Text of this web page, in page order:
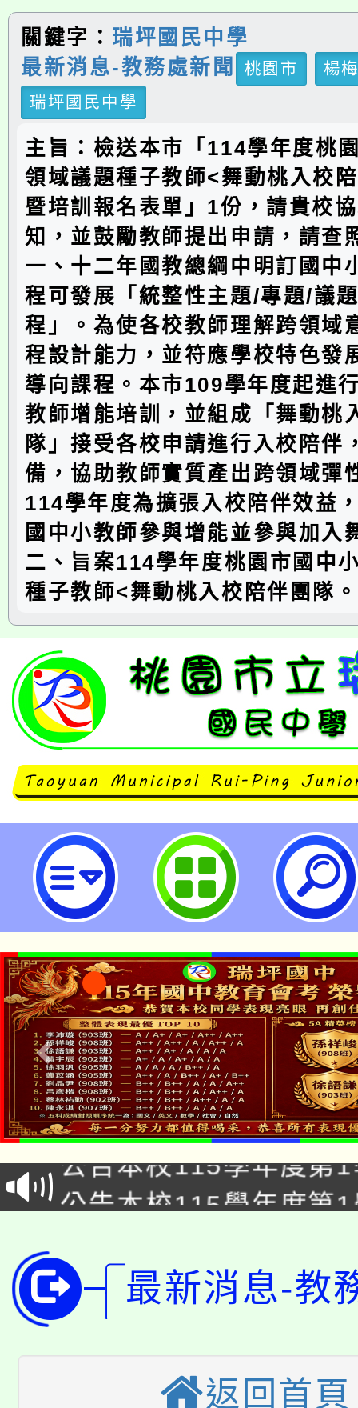
關鍵字： 瑞坪國民中學
最新消息-教務處新聞
桃園市
楊
瑞坪國民中學
主旨：檢送本市「114學年度桃
領域議題種子教師<舞動桃入校
暨培訓報名表單」1份，請貴校
知，並鼓勵教師提出申請，請查
一、十二年國教總綱中明訂國中
程可發展「統整性主題/專題/議
程」。為使各校教師理解跨領域
程設計能力，並符應學校特色發
導向課程。本市109學年度起進
教師增能培訓，並組成「舞動桃
隊」接受各校申請進行入校陪伴
備，協助教師實質產出跨領域彈
114學年度為擴張入校陪伴效益
國中小教師參與增能並參與加入
二、旨案114學年度桃園市國中
種子教師<舞動桃入校陪伴團隊
114舞動桃入校陪伴團隊-桃園市立
公告本校115學年度第
代理(課)教師甄選結果(
「2026金融保險知識
車」活動
桃園市115學年度學生
生本土語及新住民語歌
代理(課)教師甄選結果(
公告本校115學年度第
《TA101》溝通分析基
程，歡迎學生輔導中心
心理、諮商輔導、社會
轉知苗栗縣政府辦理
縣市「校園短影音徵選
門員」簡章及活動海報
桃園市115學年度學生
要點
「桃園市補助參觀特色
展演活動實施計畫」
115年度「教育部表揚
最新消息-教
返回首頁